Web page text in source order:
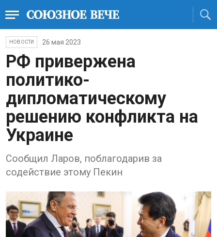
НОВОСТИ 26 мая 2023
РФ привержена
политико-
дипломатическому
решению конфликта на
Украине
Сообщил Ларов, поблагодарив за
содействие этому Пекин